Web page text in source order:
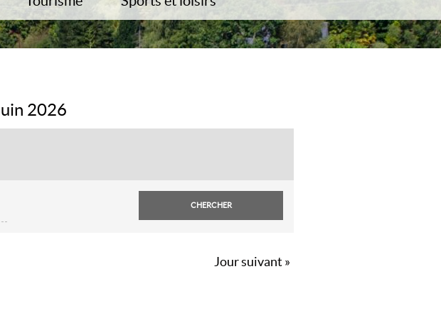
/ Entreprises /
Parcours historique
Restauration – Hébergement
2026
Jour suivant »